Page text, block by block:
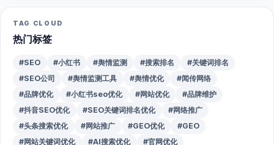
TAG CLOUD
热门标签
#SEO #小红书 #舆情监测 #搜索排名
#关键词排名
#SEO公司
#舆情监测工具 #舆情优化
#闻传网络
#品牌优化
#小红书seo优化 #网站优化
#品牌维护
#抖音SEO优化
#SEO关键词排名优化
#网络推广
#头条搜索优化
#网站推广 #GEO优化
#GEO
#网站关键词优化
#AI搜索优化
#官网优化